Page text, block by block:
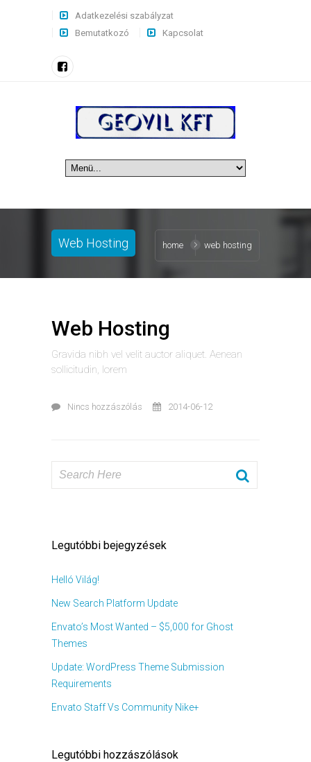
Adatkezelési szabályzat
Bemutatkozó
Kapcsolat
Web Hosting home web hosting
Web Hosting
Gravida nibh vel velit auctor aliquet. Aenean
sollicitudin, lorem
Nincs hozzászólás 2014-06-12
Legutóbbi bejegyzések
Helló Világ!
New Search Platform Update
Envato’s Most Wanted – $5,000 for Ghost
Themes
Update: WordPress Theme Submission
Requirements
Envato Staff Vs Community Nike+
Legutóbbi hozzászólások